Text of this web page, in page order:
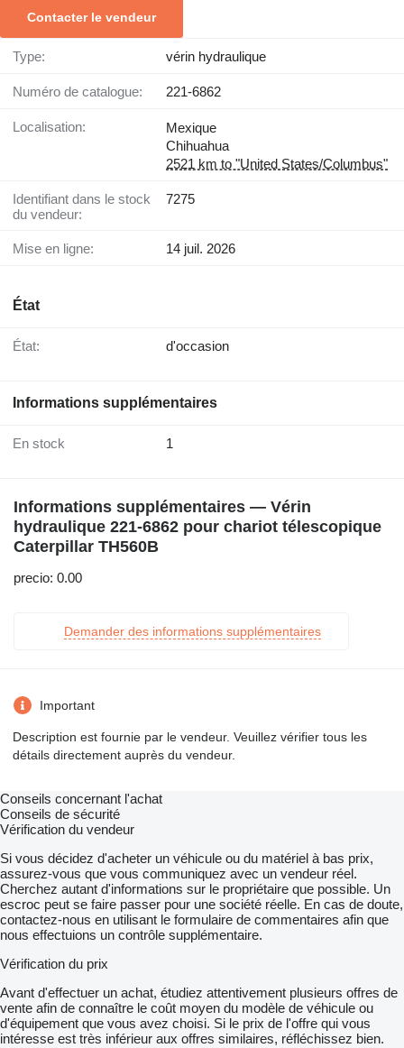
Contacter le vendeur
Type: vérin hydraulique
Numéro de catalogue: 221-6862
Localisation:
Mexique
Chihuahua
2521 km to "United States/Columbus"
Identifiant dans le stock
du vendeur:
7275
Mise en ligne: 14 juil. 2026
État
État: d'occasion
Informations supplémentaires
En stock 1
Informations supplémentaires — Vérin
hydraulique 221-6862 pour chariot télescopique
Caterpillar TH560B
precio: 0.00
Demander des informations supplémentaires
Important
Description est fournie par le vendeur. Veuillez vérifier tous les
détails directement auprès du vendeur.
Conseils concernant l'achat
Conseils de sécurité
Vérification du vendeur
Si vous décidez d'acheter un véhicule ou du matériel à bas prix,
assurez-vous que vous communiquez avec un vendeur réel.
Cherchez autant d'informations sur le propriétaire que possible. Un
escroc peut se faire passer pour une société réelle. En cas de doute,
contactez-nous en utilisant le formulaire de commentaires afin que
nous effectuions un contrôle supplémentaire.
Vérification du prix
Avant d'effectuer un achat, étudiez attentivement plusieurs offres de
vente afin de connaître le coût moyen du modèle de véhicule ou
d'équipement que vous avez choisi. Si le prix de l'offre qui vous
intéresse est très inférieur aux offres similaires, réfléchissez bien.